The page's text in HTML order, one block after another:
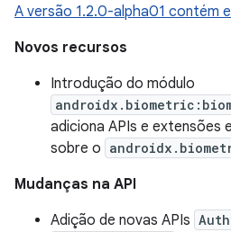
A versão 1.2.0-alpha01 contém
Novos recursos
Introdução do módulo
adiciona APIs e extensões
sobre o
Mudanças na API
Adição de novas APIs